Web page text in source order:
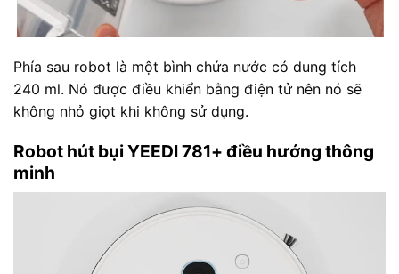
Phía sau robot là một bình chứa nước có dung tích
240 ml. Nó được điều khiển bằng điện tử nên nó sẽ
không nhỏ giọt khi không sử dụng.
Robot hút bụi YEEDI 781+ điều hướng thông
minh